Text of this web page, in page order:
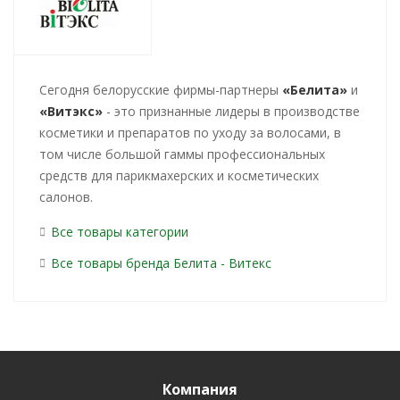
Cегодня белорусские фирмы-партнеры «Белита» и
«Витэкс» - это признанные лидеры в производстве
косметики и препаратов по уходу за волосами, в
том числе большой гаммы профессиональных
средств для парикмахерских и косметических
салонов.
Все товары категории
Все товары бренда Белита - Витекс
Компания